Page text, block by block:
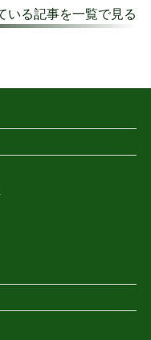
いる記事を一覧で見る